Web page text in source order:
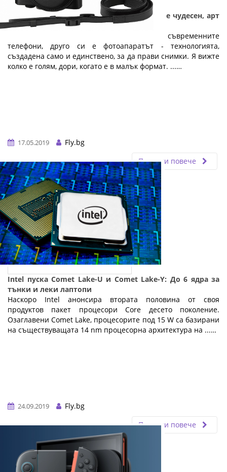
Подарък за абитуриенти - Фотоапаратът е чудесен, арт
подарък за абитуриентски бал
Колкото и да са добри камерите на съвременните
телефони, друго си е фотоапаратът - технологията,
създадена само и единствено, за да прави снимки. Я вижте
колко е голям, дори, когато е в малък формат. ...…
17.05.2019
Fly.bg
Прочети повече
Intel пуска Comet Lake-U и Comet Lake-Y: До 6 ядра за
тънки и леки лаптопи
Наскоро Intel анонсира втората половина от своя
продуктов пакет процесори Core десето поколение.
Озаглавени Comet Lake, процесорите под 15 W са базирани
на съществуващата 14 nm процесорна архитектура на ...…
24.09.2019
Fly.bg
Прочети повече